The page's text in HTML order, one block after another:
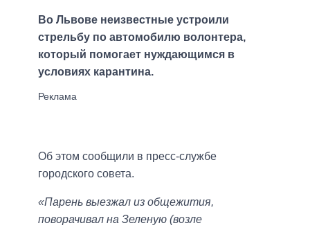
Во Львове неизвестные устроили
стрельбу по автомобилю волонтера,
который помогает нуждающимся в
условиях карантина.
Об этом сообщили в пресс-службе
городского совета.
«Парень выезжал из общежития,
поворачивал на Зеленую (возле